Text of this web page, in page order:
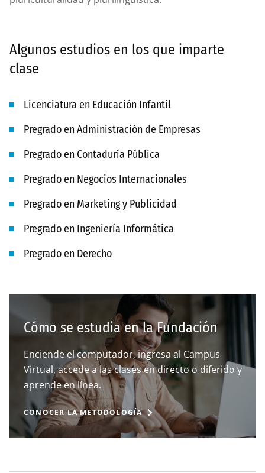
Algunos estudios en los que imparte
clase
Licenciatura en Educación Infantil
Pregrado en Administración de Empresas
Pregrado en Contaduría Pública
Pregrado en Negocios Internacionales
Pregrado en Marketing y Publicidad
Pregrado en Ingeniería Informática
Pregrado en Derecho
Cómo se estudia en la Fundación
Enciende el computador, ingresa al Campus
Virtual, accede a las clases en directo o diferido y
aprende en línea.
CONOCER LA METODOLOGÍA